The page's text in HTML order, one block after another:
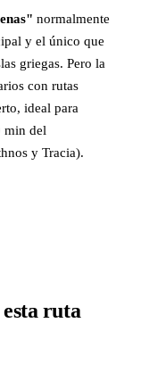
normalmente
y el único que
griegas. Pero la
con rutas
ideal para
min del
y Tracia).
ruta